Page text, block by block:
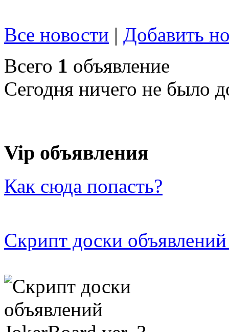
Все новости | Добавить
Всего 1 объявление
Сегодня ничего не было
Vip объявления
Как сюда попасть?
Скрипт доски